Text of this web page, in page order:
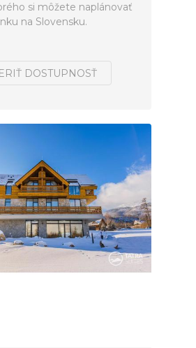
si môžete naplánovať
na Slovensku.
DOSTUPNOSŤ